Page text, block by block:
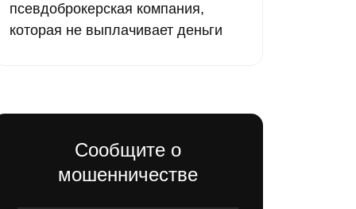
псевдоброкерская компания,
которая не выплачивает деньги
Сообщите о
мошенничестве